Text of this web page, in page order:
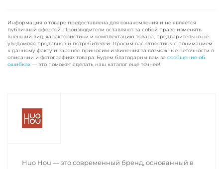
Информация о товаре предоставлена для ознакомления и не является
публичной офертой. Производители оставляют за собой право изменять
внешний вид, характеристики и комплектацию товара, предварительно не
уведомляя продавцов и потребителей. Просим вас отнестись с пониманием
к данному факту и заранее приносим извинения за возможные неточности в
описании и фотографиях товара. Будем благодарны вам за сообщение об
ошибках — это поможет сделать наш каталог еще точнее!
Huo Hou — это современный бренд, основанный в